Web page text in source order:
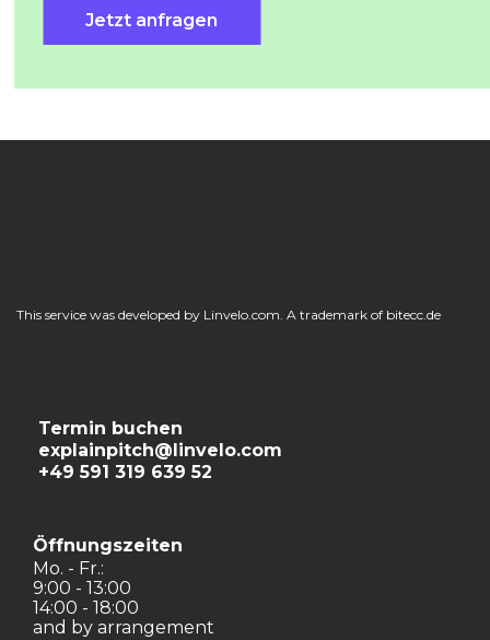
Jetzt anfragen
This service was developed by Linvelo.com. A trademark of bitecc.de
Termin buchen
explainpitch@linvelo.com
+49 591 319 639 52
Öffnungszeiten
Mo. - Fr.:
9:00 - 13:00
14:00 - 18:00
and by arrangement